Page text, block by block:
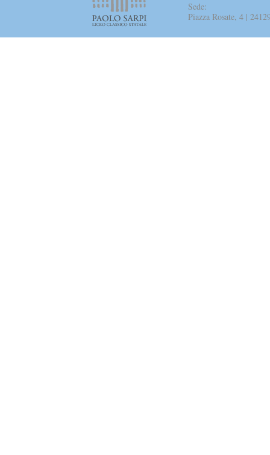
Sede:
Piazza Rosate, 4 |